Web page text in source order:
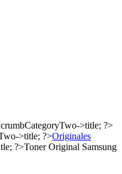
Originales
Toner Original Samsung